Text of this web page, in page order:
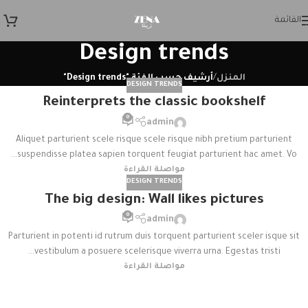
Skip to navigation
القائمة
Design trends
المنزل/أرشيف حسب الفئة "Design trends"
DESIGN TRENDS
Reinterprets the classic bookshelf
admin
0
Aliquet parturient scele risque scele risque nibh pretium parturient
suspendisse platea sapien torquent feugiat parturient hac amet. Vo...
مواصلة القراءة
DESIGN TRENDS
The big design: Wall likes pictures
admin
0
Parturient in potenti id rutrum duis torquent parturient sceler isque sit
vestibulum a posuere scelerisque viverra urna. Egestas tristi...
مواصلة القراءة